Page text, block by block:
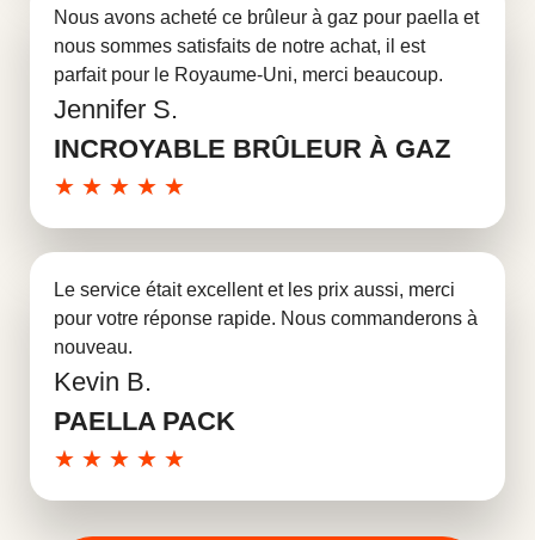
Nous avons acheté ce brûleur à gaz pour paella et
nous sommes satisfaits de notre achat, il est
parfait pour le Royaume-Uni, merci beaucoup.
Jennifer S.
INCROYABLE BRÛLEUR À GAZ
★ ★ ★ ★ ★
Le service était excellent et les prix aussi, merci
pour votre réponse rapide. Nous commanderons à
nouveau.
Kevin B.
PAELLA PACK
★ ★ ★ ★ ★